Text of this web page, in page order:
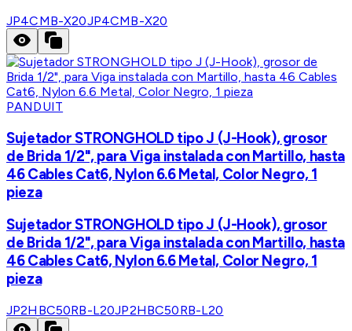
JP4CMB-X20JP4CMB-X20
PANDUIT
Sujetador STRONGHOLD tipo J (J-Hook), grosor
de Brida 1/2", para Viga instalada con Martillo, hasta
46 Cables Cat6, Nylon 6.6 Metal, Color Negro, 1
pieza
Sujetador STRONGHOLD tipo J (J-Hook), grosor
de Brida 1/2", para Viga instalada con Martillo, hasta
46 Cables Cat6, Nylon 6.6 Metal, Color Negro, 1
pieza
JP2HBC50RB-L20JP2HBC50RB-L20